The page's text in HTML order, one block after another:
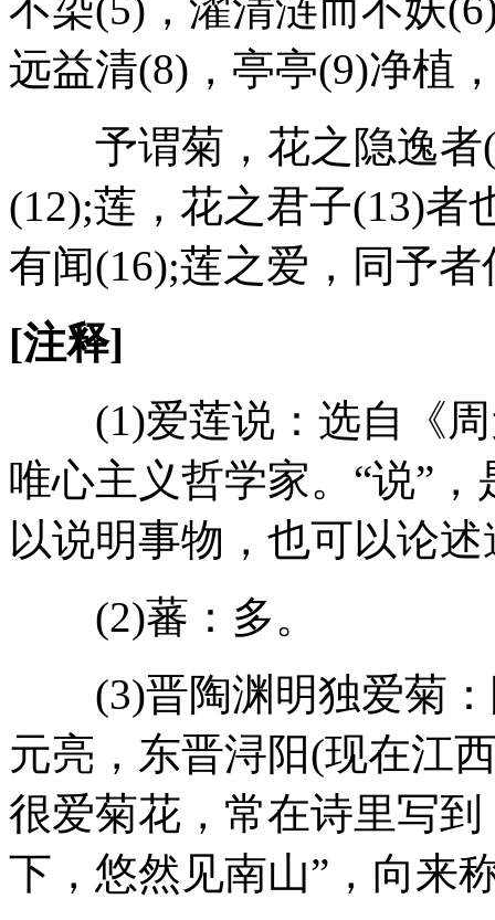
远益清(8)，亭亭(9)净植
予谓菊，花之隐逸者
(12);莲，花之君子(13)者
有闻(16);莲之爱，同予
[注释]
(1)爱莲说：选自《周
唯心主义哲学家。“说”
以说明事物，也可以论
(2)蕃：多。
(3)晋陶渊明独爱菊：
元亮，东晋浔阳(现在江
很爱菊花，常在诗里写
下，悠然见南山”，向来